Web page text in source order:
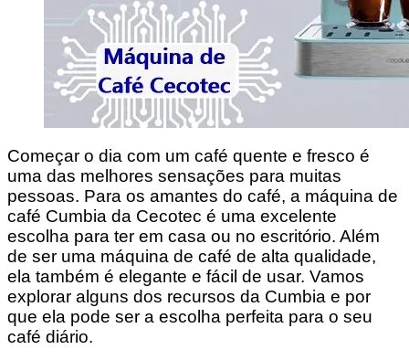
Começar o dia com um café quente e fresco é
uma das melhores sensações para muitas
pessoas. Para os amantes do café, a máquina de
café Cumbia da Cecotec é uma excelente
escolha para ter em casa ou no escritório. Além
de ser uma máquina de café de alta qualidade,
ela também é elegante e fácil de usar. Vamos
explorar alguns dos recursos da Cumbia e por
que ela pode ser a escolha perfeita para o seu
café diário.